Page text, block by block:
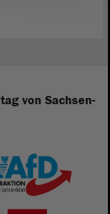
von Sachsen-